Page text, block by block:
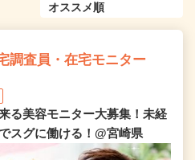
調査員・在宅モニター
る美容モニター大募集！未経
スグに働ける！@宮崎県